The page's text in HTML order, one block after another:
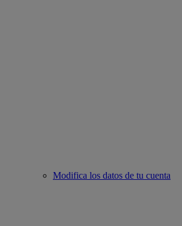
Modifica los datos de tu cuenta